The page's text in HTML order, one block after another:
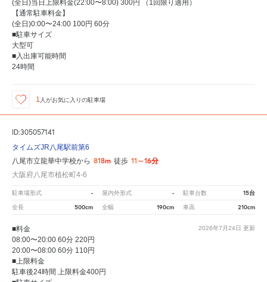
(全日)当日上限料金(22:00〜8:00) 300円 （1回限り適用）
【通常駐車料金】
(全日)0:00〜24:00 100円 60分
■駐車サイズ
大型可
■入出庫可能時間
24時間
1 人がお気に入りの駐車場
ID:305057141
タイムズJR八尾駅前第6
八尾市立龍華中学校から 818m 徒歩 11～16分
大阪府八尾市植松町4-6
駐車場形式 - 屋内外形式 - 駐車台数 15台
全長 500cm 全幅 190cm 車高 210cm
2026年7月24日 更新
■料金
08:00〜20:00 60分 220円
20:00〜08:00 60分 110円
■上限料金
駐車後24時間 上限料金400円